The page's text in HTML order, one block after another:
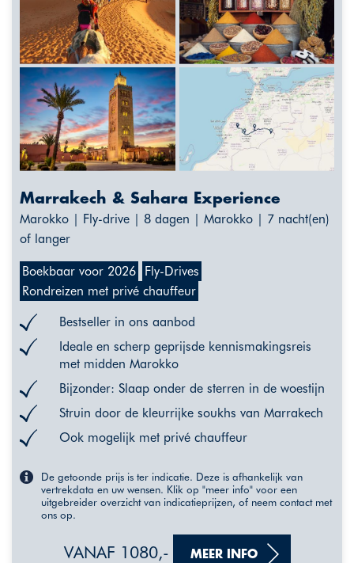
Marrakech & Sahara Experience
Marokko | Fly-drive | 8 dagen | Marokko | 7 nacht(en)
of langer
Boekbaar voor 2026
Fly-Drives
Rondreizen met privé chauffeur
Bestseller in ons aanbod
Ideale en scherp geprijsde kennismakingsreis
met midden Marokko
Bijzonder: Slaap onder de sterren in de woestijn
Struin door de kleurrijke soukhs van Marrakech
Ook mogelijk met privé chauffeur
De getoonde prijs is ter indicatie. Deze is afhankelijk van
vertrekdata en uw wensen. Klik op "meer info" voor een
uitgebreider overzicht van indicatieprijzen, of neem contact met
ons op.
VANAF 1080,- MEER INFO